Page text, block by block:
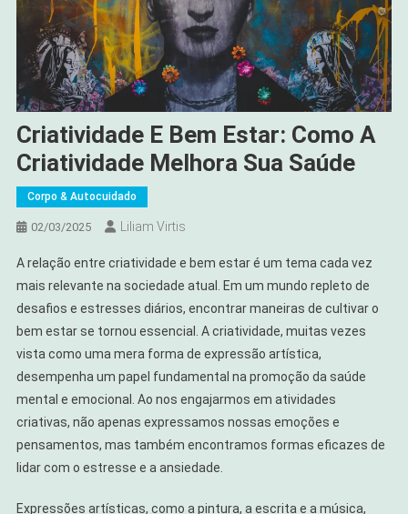
Criatividade E Bem Estar: Como A
Criatividade Melhora Sua Saúde
Corpo & Autocuidado
02/03/2025 Liliam Virtis
A relação entre criatividade e bem estar é um tema cada vez
mais relevante na sociedade atual. Em um mundo repleto de
desafios e estresses diários, encontrar maneiras de cultivar o
bem estar se tornou essencial. A criatividade, muitas vezes
vista como uma mera forma de expressão artística,
desempenha um papel fundamental na promoção da saúde
mental e emocional. Ao nos engajarmos em atividades
criativas, não apenas expressamos nossas emoções e
pensamentos, mas também encontramos formas eficazes de
lidar com o estresse e a ansiedade.
Expressões artísticas, como a pintura, a escrita e a música,